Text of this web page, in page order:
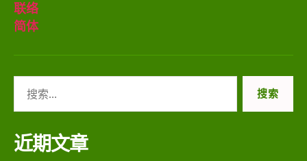
联络
简体
索：
近期文章